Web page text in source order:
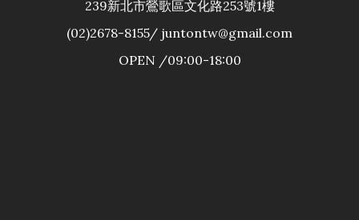
239新北市鶯歌區文化路253號1樓
(02)2678-8155/ juntontw@gmail.com
OPEN /09:00-18:00